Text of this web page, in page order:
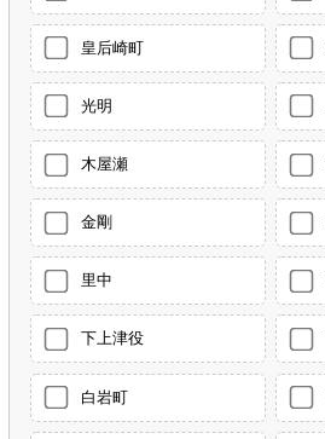
皇后崎町
光明
木屋瀬
金剛
里中
下上津役
白岩町